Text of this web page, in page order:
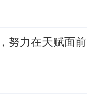
努力在天赋面前